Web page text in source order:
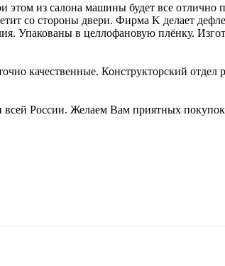
из салона машины будет все отлично
со стороны двери. Фирма K делает
Упакованы в целлофановую плёнку.
качественные. Конструкторский отдел
России. Желаем Вам приятных